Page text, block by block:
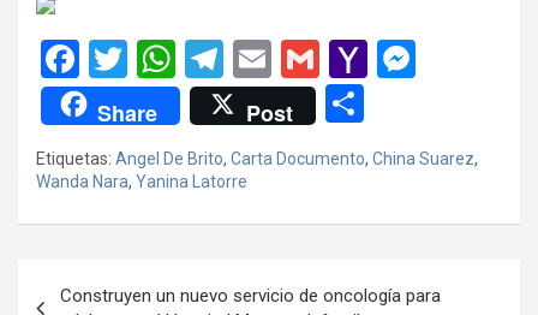
F
a
ce
b
o
k
T
wi
tt
er
W
h
at
s
A
p
T
el
e
gr
a
E
m
ail
G
m
ail
Y
o
o
ail
n
g
Share Post
o
m
p
tir
Etiquetas: Angel De Brito, Carta Documento, China Suarez,
Wanda Nara, Yanina Latorre
Construyen un nuevo servicio de oncología para